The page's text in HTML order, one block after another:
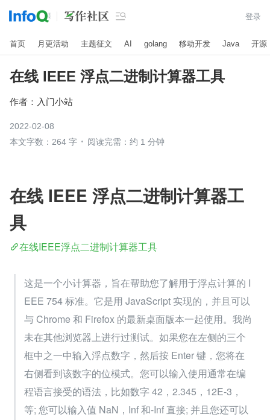
 登录
首页 月更活动 主题征文 AI golang 移动开发 Java 开源
在线 IEEE 浮点二进制计算器工具
作者： 入门小站
2022-02-08
本文字数：264 字
阅读完需：约 1 分钟
在线 IEEE 浮点二进制计算器工
具
在线IEEE浮点二进制计算器工具
这是一个小计算器，旨在帮助您了解用于浮点计算的 I
EEE 754 标准。它是用 JavaScript 实现的，并且可以
与 Chrome 和 Firefox 的最新桌面版本一起使用。我尚
未在其他浏览器上进行过测试。如果您在左侧的三个
框中之一中输入浮点数字，然后按 Enter 键，您将在
右侧看到该数字的位模式。您可以输入使用通常在编
程语言接受的语法，比如数字 42，2.345，12E-3，
等; 您可以输入值 NaN，Inf 和-Inf 直接; 并且您还可以